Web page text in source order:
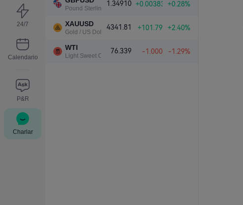
24/7
Calendario
P&R
Charlar
Pound Sterling / US Dollar
1.34910 +0.00383 +0.28%
XAUUSD
Gold / US Dollar
4341.81 +101.79 +2.40%
WTI
Light Sweet Crude Oil
76.339 -1.000 -1.29%